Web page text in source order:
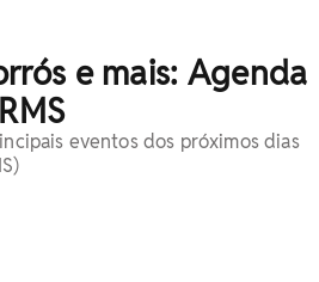
e mais: Agenda
eventos dos próximos dias